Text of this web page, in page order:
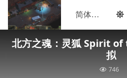
北方之魂：灵狐 Spirit
拟
746